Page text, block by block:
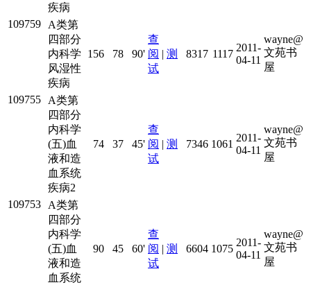
疾病
109759
A类第
四部分
内科学
风湿性
疾病
156 78 90'
查
阅 | 测
试
8317 1117
2011-
04-11
wayne@
文苑书
屋
109755
A类第
四部分
内科学
(五)血
液和造
血系统
疾病2
74 37 45'
查
阅 | 测
试
7346 1061
2011-
04-11
wayne@
文苑书
屋
109753
A类第
四部分
内科学
(五)血
液和造
血系统
90 45 60'
查
阅 | 测
试
6604 1075
2011-
04-11
wayne@
文苑书
屋